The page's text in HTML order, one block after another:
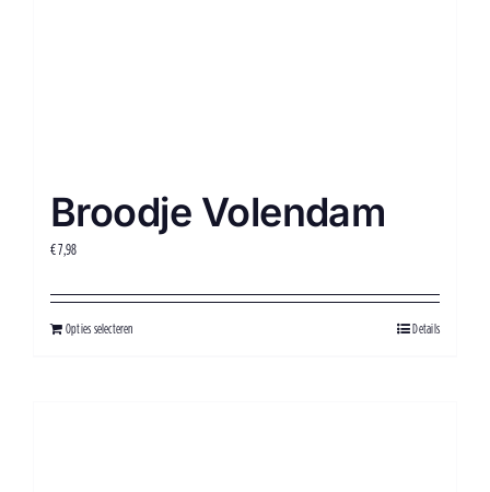
Broodje Volendam
€7,98
Opties selecteren Details